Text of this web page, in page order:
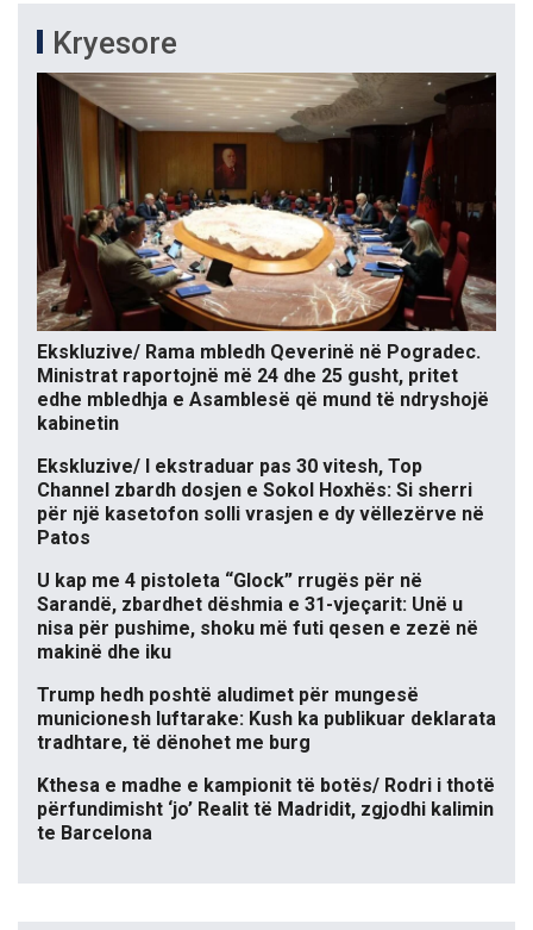
Kryesore
Ekskluzive/ Rama mbledh Qeverinë në Pogradec.
Ministrat raportojnë më 24 dhe 25 gusht, pritet
edhe mbledhja e Asamblesë që mund të ndryshojë
kabinetin
Ekskluzive/ I ekstraduar pas 30 vitesh, Top
Channel zbardh dosjen e Sokol Hoxhës: Si sherri
për një kasetofon solli vrasjen e dy vëllezërve në
Patos
U kap me 4 pistoleta “Glock” rrugës për në
Sarandë, zbardhet dëshmia e 31-vjeçarit: Unë u
nisa për pushime, shoku më futi qesen e zezë në
makinë dhe iku
Trump hedh poshtë aludimet për mungesë
municionesh luftarake: Kush ka publikuar deklarata
tradhtare, të dënohet me burg
Kthesa e madhe e kampionit të botës/ Rodri i thotë
përfundimisht ‘jo’ Realit të Madridit, zgjodhi kalimin
te Barcelona